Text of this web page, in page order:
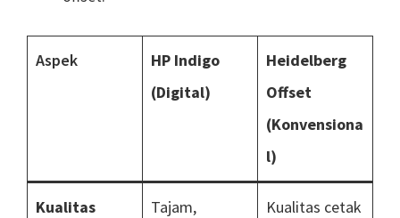
Aspek
HP Indigo
(Digital)
Heidelberg
Offset
(Konvensiona
l)
Kualitas
Tajam,
Kualitas cetak